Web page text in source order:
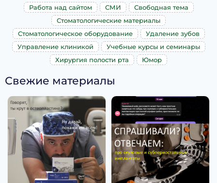
Работа над сайтом
СМИ
Свободная тема
Стоматологические материалы
Стоматологическое оборудование
Удаление зубов
Управление клиникой
Учебные курсы и семинары
Хирургия полости рта
Юмор
Свежие материалы